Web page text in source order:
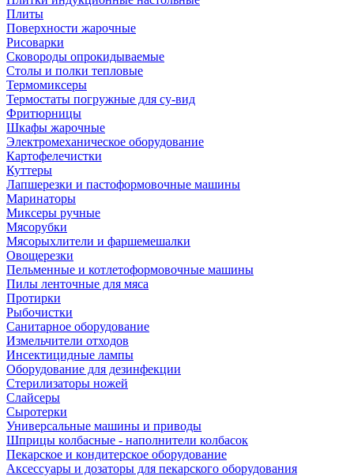
Плиты
Поверхности жарочные
Рисоварки
Сковороды опрокидываемые
Столы и полки тепловые
Термомиксеры
Термостаты погружные для су-вид
Фритюрницы
Шкафы жарочные
Электромеханическое оборудование
Картофелечистки
Куттеры
Лапшерезки и пастоформовочные машины
Маринаторы
Миксеры ручные
Мясорубки
Мясорыхлители и фаршемешалки
Овощерезки
Пельменные и котлетоформовочные машины
Пилы ленточные для мяса
Протирки
Рыбочистки
Санитарное оборудование
Измельчители отходов
Инсектицидные лампы
Оборудование для дезинфекции
Стерилизаторы ножей
Слайсеры
Сыротерки
Универсальные машины и приводы
Шприцы колбасные - наполнители колбасок
Пекарское и кондитерское оборудование
Аксессуары и дозаторы для пекарского оборудования